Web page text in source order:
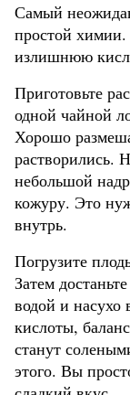
Самый
простой химии.
излишнюю
Приготовьте
одной чайной
Хорошо
растворились.
небольшой
кожуру. Это
внутрь.
Погрузите
Затем
водой и насухо
кислоты,
станут
этого. Вы